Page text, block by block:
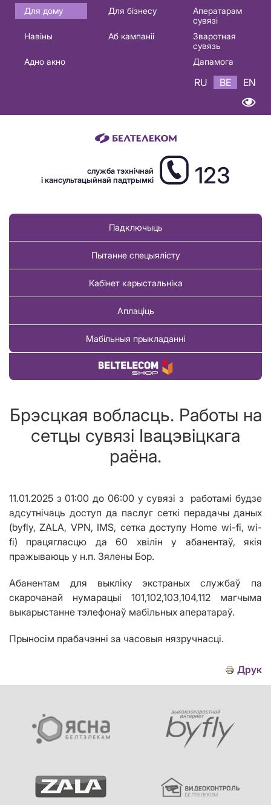
Основная
навигация
Для дому Для бізнесу
Аператарам
сувязі
Навіны
Аб кампаніі
Зваротная
сувязь
Адно акно
Дапамога
RU BE EN
служба тэхнічнай
і кансультацыйнай падтрымкі
123
Падключыць
Пытанне спецыялісту
Кабінет карыстальніка
Аплаціць
Мабільныя прыкладанні
Купіць тавар
Брэсцкая вобласць. Работы на
сетцы сувязі Iвацэвiцкага
раёна.
11.01.2025 з 01:00 до 06:00 у сувязі з работамі будзе
адсутнічаць доступ да паслуг сеткі перадачы даных
(byfly, ZALA, VPN, IMS, сетка доступу Home wi-fi, wi-
fi) працягласцю да 60 хвiлiн у абанентаў, якія
пражываюць у н.п. Зялены Бор.
Абанентам для выкліку экстраных службаў па
скарочанай нумарацыі 101,102,103,104,112 магчыма
выкарыстанне тэлефонаў мабільных аператараў.
Прыносім прабачэнні за часовыя нязручнасці.
Друк